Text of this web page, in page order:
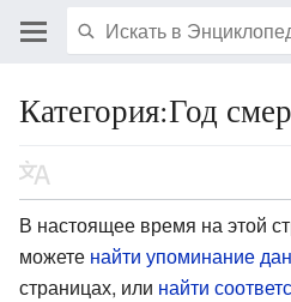
Категория:Год
В настоящее время на этой
можете найти упоминание
страницах, или найти